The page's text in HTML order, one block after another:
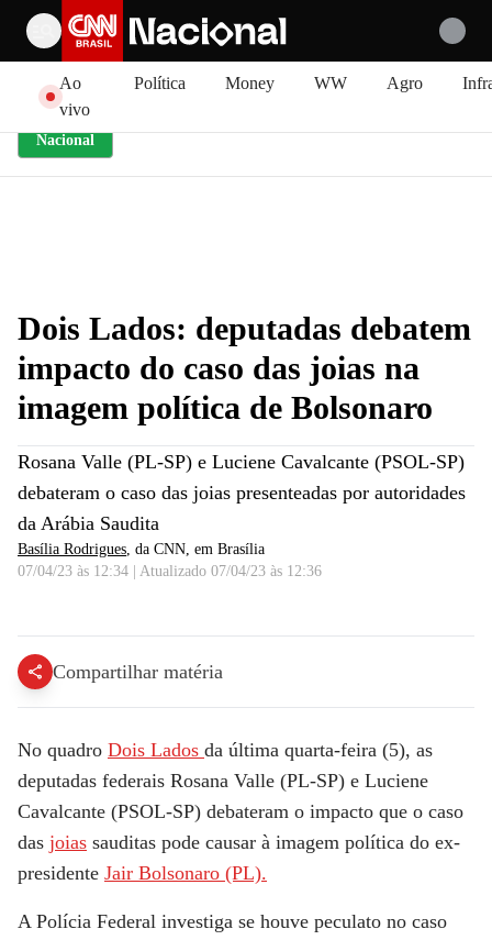
Ao
vivo
Política Money WW Agro
Nacional
Dois Lados: deputadas debatem
impacto do caso das joias na
imagem política de Bolsonaro
Rosana Valle (PL-SP) e Luciene Cavalcante (PSOL-SP)
debateram o caso das joias presenteadas por autoridades
da Arábia Saudita
Basília Rodrigues, da CNN, em Brasília
07/04/23 às 12:34
Atualizado 07/04/23 às 12:36
Dois Lados: Qual o impacto do caso das joias na imagem de Bolsonaro? | LIVE CNN
Compartilhar matéria
No quadro Dois Lados da última quarta-feira (5), as
deputadas federais Rosana Valle (PL-SP) e Luciene
Cavalcante (PSOL-SP) debateram o impacto que o caso
das joias sauditas pode causar à imagem política do ex-
presidente Jair Bolsonaro (PL).
A Polícia Federal investiga se houve peculato no caso